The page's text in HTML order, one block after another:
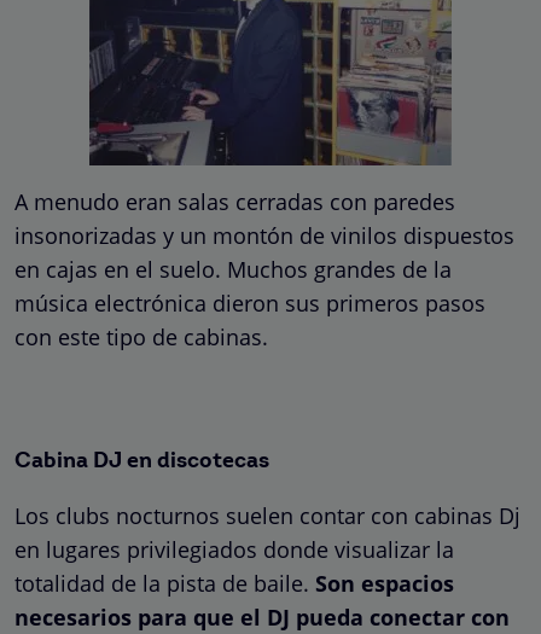
A menudo eran salas cerradas con paredes
insonorizadas y un montón de vinilos dispuestos
en cajas en el suelo. Muchos grandes de la
música electrónica dieron sus primeros pasos
con este tipo de cabinas.
Cabina DJ en discotecas
Los clubs nocturnos suelen contar con cabinas Dj
en lugares privilegiados donde visualizar la
totalidad de la pista de baile. Son espacios
necesarios para que el DJ pueda conectar con